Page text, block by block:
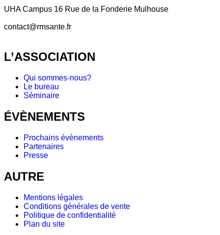
UHA Campus 16 Rue de la Fonderie Mulhouse
contact@rmsante.fr
L’ASSOCIATION
Qui sommes-nous?
Le bureau
Séminaire
ÉVÈNEMENTS
Prochains évènements
Partenaires
Presse
AUTRE
Mentions légales
Conditions générales de vente
Politique de confidentialité
Plan du site